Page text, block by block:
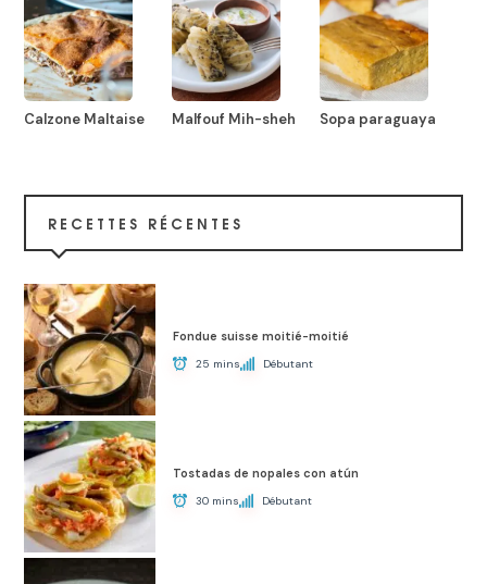
Calzone Maltaise Malfouf Mih-sheh Sopa paraguaya
RECETTES RÉCENTES
Fondue suisse moitié-moitié
25 mins Débutant
Tostadas de nopales con atún
30 mins Débutant